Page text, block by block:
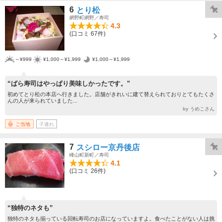
6 とり松
網野町網野／寿司
4.3
(口コミ 67件)
～¥999 ¥1,000～¥1,999 ¥1,000～¥1,999
“ばら寿司はやっぱり美味しかったです。”
初めてとり松の本店へ行きました。店舗がきれいに建て替えられておりとてもたくさ
んの人が来られていました...
by うめこさん
ご当地 子連れ
7 スシロー京丹後店
峰山町新町／寿司
4.1
(口コミ 26件)
“独特のネタも”
独特のネタも揃っている回転寿司のお店になっていますよ。食べたことがない人は挑